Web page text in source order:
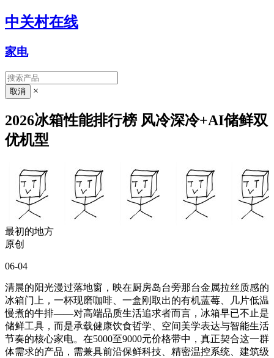
中关村在线
家电
×
2026冰箱性能排行榜 风冷深冷+AI储鲜双
优机型
最初的地方
原创
06-04
清晨的阳光漫过落地窗，映在厨房岛台旁那台金属拉丝质感的
冰箱门上，一杯现磨咖啡、一盒刚取出的有机蓝莓、几片低温
慢煮的牛排——对高端品质生活追求者而言，冰箱早已不止是
储鲜工具，而是承载健康饮食哲学、空间美学表达与智能生活
节奏的核心家电。在5000至9000元价格带中，真正契合这一群
体需求的产品，需兼具前沿保鲜科技、精密温控系统、建筑级